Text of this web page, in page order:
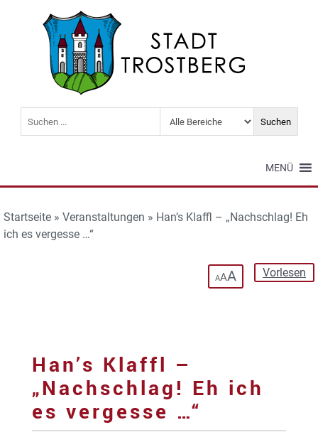
MENÜ
Startseite » Veranstaltungen » Han’s Klaffl – „Nachschlag! Eh
ich es vergesse …“
Vorlesen
AAA
Han’s Klaffl –
„Nachschlag! Eh ich
es vergesse …“